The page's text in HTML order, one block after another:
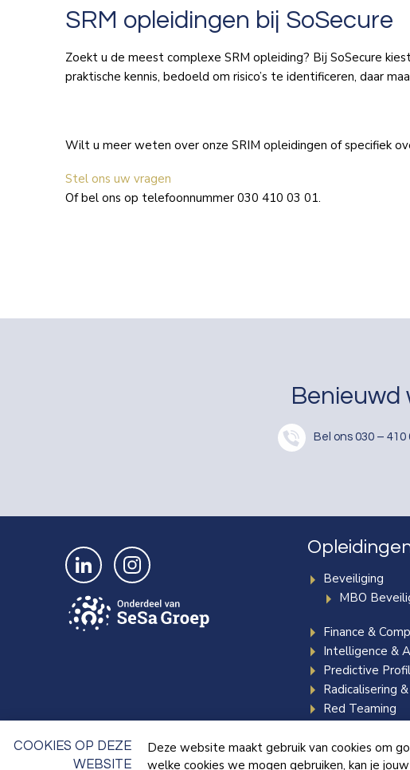
SRM opleidingen bij SoSecure
Zoekt u de meest complexe SRM opleiding? Bij SoSecure
praktische kennis, bedoeld om risico’s te identificeren, daar
Wilt u meer weten over onze SRIM opleidingen of specifiek
Stel ons uw vragen
Of bel ons op telefoonnummer 030 410 03 01.
Benieuwd
Bel ons 030 – 410
Bekijk ons op LinkedIn Bekijk ons op Instagram
Beveiliging
MBO
Finance &
Intelligence &
Predictive
Radicalisering
Red Teaming
COOKIES OP DEZE
WEBSITE
Deze website maakt gebruik van cookies om
welke cookies we mogen gebruiken, kan je